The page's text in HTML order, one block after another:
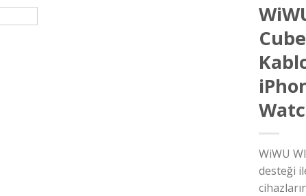
WiWU
desteği